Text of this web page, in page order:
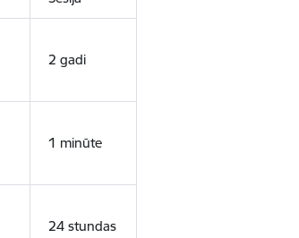
2 gadi
1 minūte
24 stundas